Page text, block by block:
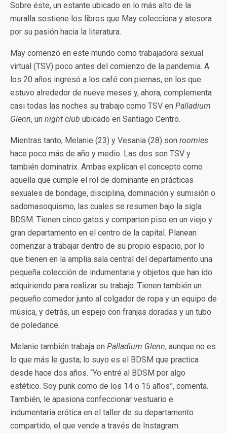
Sobre éste, un estante ubicado en lo más alto de la
muralla sostiene los libros que May colecciona y atesora
por su pasión hacia la literatura.
May comenzó en este mundo como trabajadora sexual
virtual (TSV) poco antes del comienzo de la pandemia. A
los 20 años ingresó a los café con piernas, en los que
estuvo alrededor de nueve meses y, ahora, complementa
casi todas las noches su trabajo como TSV en Palladium
Glenn, un night club ubicado en Santiago Centro.
Mientras tanto, Melanie (23) y Vesania (28) son roomies
hace poco más de año y medio. Las dos son TSV y
también dominatrix. Ambas explican el concepto como
aquella que cumple el rol de dominante en prácticas
sexuales de bondage, disciplina, dominación y sumisión o
sadomasoquismo, las cuales se resumen bajo la sigla
BDSM. Tienen cinco gatos y comparten piso en un viejo y
gran departamento en el centro de la capital. Planean
comenzar a trabajar dentro de su propio espacio, por lo
que tienen en la amplia sala central del departamento una
pequeña colección de indumentaria y objetos que han ido
adquiriendo para realizar su trabajo. Tienen también un
pequeño comedor junto al colgador de ropa y un equipo de
música, y detrás, un espejo con franjas doradas y un tubo
de poledance.
Melanie también trabaja en Palladium Glenn, aunque no es
lo que más le gusta; lo suyo es el BDSM que practica
desde hace dos años. “Yo entré al BDSM por algo
estético. Soy punk como de los 14 o 15 años”, comenta.
También, le apasiona confeccionar vestuario e
indumentaria erótica en el taller de su departamento
compartido, el que vende a través de Instagram.